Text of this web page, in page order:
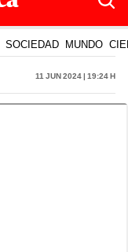
SOCIEDAD MUNDO
11 Jun 2024 | 19:24 h